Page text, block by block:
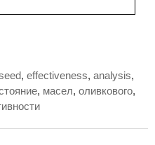
, effectiveness, analysis,
, масел, оливкового,